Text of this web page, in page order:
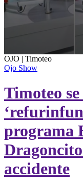
0
seconds
of
seconds
OJO | Timoteo
Ojo Show
Timoteo se
programa
accidente